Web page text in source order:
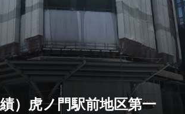
）虎ノ門駅前地区第一